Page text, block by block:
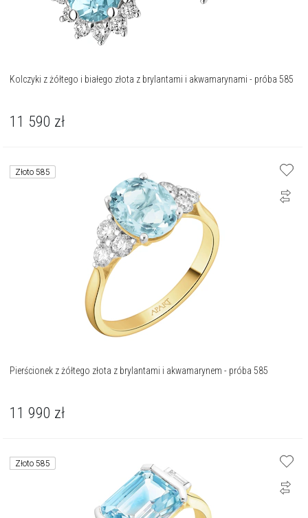
Kolczyki z żółtego i białego złota z brylantami i akwamarynami - próba 585
11 590 zł
Złoto 585
Pierścionek z żółtego złota z brylantami i akwamarynem - próba 585
11 990 zł
Złoto 585